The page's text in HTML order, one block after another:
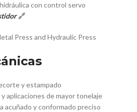
con control servo
🔗
y estampado
y aplicaciones de mayor tonelaje
acuñado y conformado preciso